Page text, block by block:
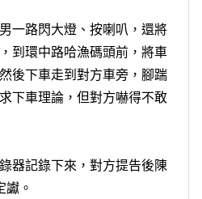
一路閃大燈、按喇叭，還將
到環中路哈漁碼頭前，將車
後下車走到對方車旁，腳踹
下車理論，但對方嚇得不敢
器記錄下來，對方提告後陳
讞。